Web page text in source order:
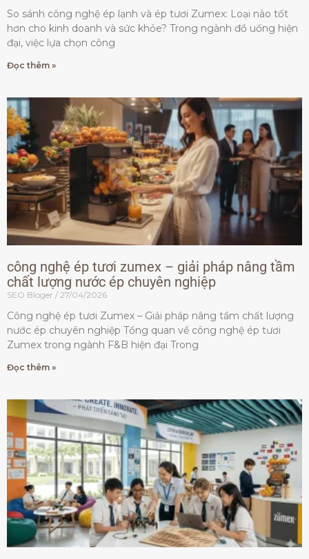
So sánh công nghệ ép lạnh và ép tươi Zumex: Loại nào tốt
hơn cho kinh doanh và sức khỏe? Trong ngành đồ uống hiện
đại, việc lựa chọn công
Đọc thêm »
công nghệ ép tươi zumex – giải pháp nâng tầm
chất lượng nước ép chuyên nghiệp
SEO Bloger 27/04/2026
Công nghệ ép tươi Zumex – Giải pháp nâng tầm chất lượng
nước ép chuyên nghiệp Tổng quan về công nghệ ép tươi
Zumex trong ngành F&B hiện đại Trong
Đọc thêm »